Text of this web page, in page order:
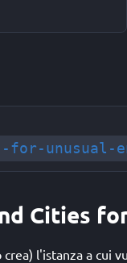
unusual-
Cities
crea) l'istanza a cui